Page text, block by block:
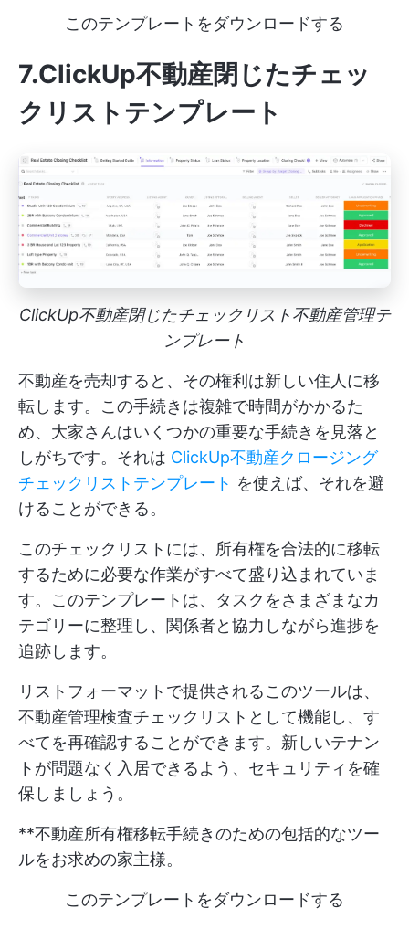
このテンプレートをダウンロードする
7.ClickUp不動産閉じたチェッ
クリストテンプレート
ClickUp不動産閉じたチェックリスト不動産管理テ
ンプレート
不動産を売却すると、その権利は新しい住人に移
転します。この手続きは複雑で時間がかかるた
め、大家さんはいくつかの重要な手続きを見落と
しがちです。それは ClickUp不動産クロージング
チェックリストテンプレート を使えば、それを避
けることができる。
このチェックリストには、所有権を合法的に移転
するために必要な作業がすべて盛り込まれていま
す。このテンプレートは、タスクをさまざまなカ
テゴリーに整理し、関係者と協力しながら進捗を
追跡します。
リストフォーマットで提供されるこのツールは、
不動産管理検査チェックリストとして機能し、す
べてを再確認することができます。新しいテナン
トが問題なく入居できるよう、セキュリティを確
保しましょう。
**不動産所有権移転手続きのための包括的なツー
ルをお求めの家主様。
このテンプレートをダウンロードする